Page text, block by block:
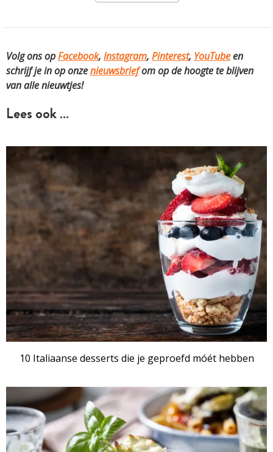
Volg ons opFacebook, Instagram, Pinterest, YouTubeen
schrijf je in op onzenieuwsbriefom op de hoogte te blijven
van alle nieuwtjes!
Lees ook …
10 Italiaanse desserts die je geproefd móét hebben